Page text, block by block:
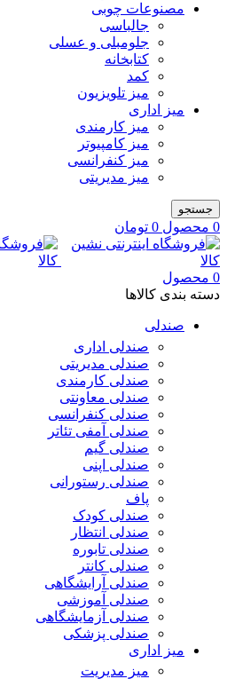
مصنوعات چوبی
جالباسی
جلومبلی و عسلی
کتابخانه
کمد
میز تلویزیون
میز اداری
میز کارمندی
میز کامپیوتر
میز کنفرانسی
میز مدیریتی
جستجو
0 محصول 0 تومان
0 محصول
دسته بندی کالاها
صندلی
صندلی اداری
صندلی مدیریتی
صندلی کارمندی
صندلی معاونتی
صندلی کنفرانسی
صندلی آمفی تئاتر
صندلی گیم
صندلی اپنی
صندلی رستورانی
پاف
صندلی کودک
صندلی انتظار
صندلی تابوره
صندلی کانتر
صندلی آرایشگاهی
صندلی آموزشی
صندلی آزمایشگاهی
صندلی پزشکی
میز اداری
میز مدیریت